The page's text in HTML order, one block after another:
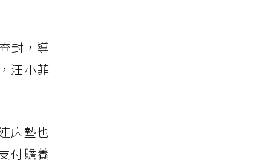
封，導
汪小菲
床墊也
付贍養